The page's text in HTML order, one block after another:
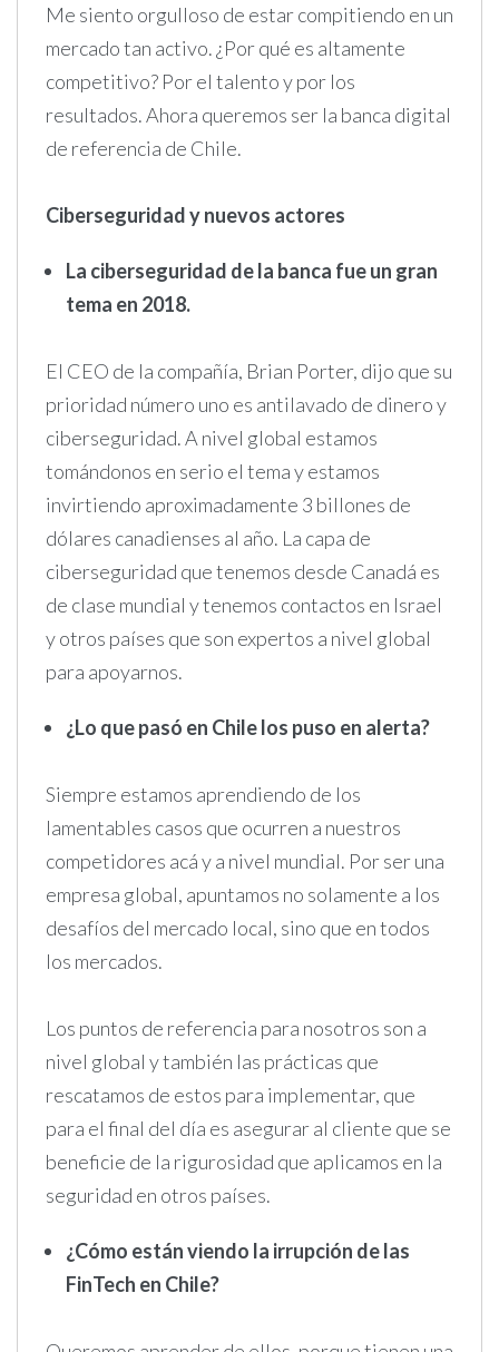
Me siento orgulloso de estar compitiendo en un
mercado tan activo. ¿Por qué es altamente
competitivo? Por el talento y por los
resultados. Ahora queremos ser la banca digital
de referencia de Chile.
Ciberseguridad y nuevos actores
La ciberseguridad de la banca fue un gran
tema en 2018.
El CEO de la compañía, Brian Porter, dijo que su
prioridad número uno es antilavado de dinero y
ciberseguridad. A nivel global estamos
tomándonos en serio el tema y estamos
invirtiendo aproximadamente 3 billones de
dólares canadienses al año. La capa de
ciberseguridad que tenemos desde Canadá es
de clase mundial y tenemos contactos en Israel
y otros países que son expertos a nivel global
para apoyarnos.
¿Lo que pasó en Chile los puso en alerta?
Siempre estamos aprendiendo de los
lamentables casos que ocurren a nuestros
competidores acá y a nivel mundial. Por ser una
empresa global, apuntamos no solamente a los
desafíos del mercado local, sino que en todos
los mercados.
Los puntos de referencia para nosotros son a
nivel global y también las prácticas que
rescatamos de estos para implementar, que
para el final del día es asegurar al cliente que se
beneficie de la rigurosidad que aplicamos en la
seguridad en otros países.
¿Cómo están viendo la irrupción de las
FinTech en Chile?